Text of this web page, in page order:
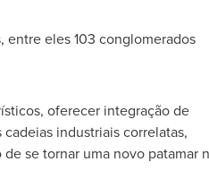
eles 103 conglomerados
oferecer integração de
industriais correlatas,
se tornar uma novo patamar